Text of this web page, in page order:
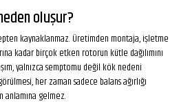
oluşur?
kaynaklanmaz. Üretimden montaja, işletme
kadar birçok etken rotorun kütle dağılımını
yalnızca semptomu değil kök nedeni
her zaman sadece balans ağırlığı
gelmez.